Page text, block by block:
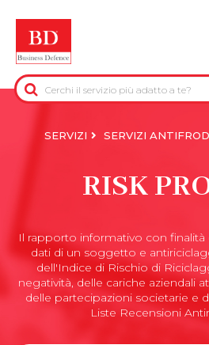
contenuto
principale
BACK
INFORMAZIONI PRE-
CREDITO
DATI
DUE
SERVIZI SERVIZI
RISK
Il rapporto informativo con finalità
dati di un soggetto e
dell'Indice di Rischio di
negatività, delle cariche aziendali
delle partecipazioni societarie e
Liste Recensioni